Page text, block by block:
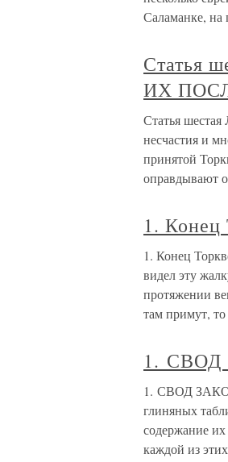
Саламанке,
Статья
ИХ
Статья
несчастия и
принятой
оправдывают
1. Конец
1. Конец
видел эту
протяжении
там примут, то
1.
1. СВОД
глиняных
содержание
каждой из